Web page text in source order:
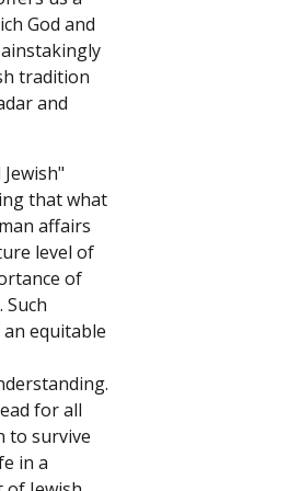
God and
tradition
and
"
that what
affairs
level of
of
equitable
for all
to survive
in a